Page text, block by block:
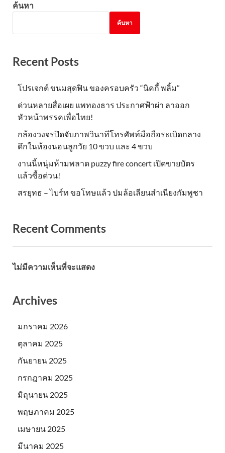
ค้นหา
ค้นหา
Recent Posts
โปรเจกต์ ขนมสุดฟิน ของครอบครัว “นิคกี้ พลิ้ม”
ด่วนหลายสื่อเผย แพทองธาร ประกาศฟ้าผ่า ลาออก
หัวหน้าพรรคเพื่อไทย!
กล้องวงจรปิดจับภาพวินาทีโทรศัพท์มือถือระเบิดกลาง
ดึกในห้องนอนลูกวัย 10 ขวบ และ 4 ขวบ
งานนี้หนุ่มห้ามพลาด puzzy fire concert เปิดขายบัตร
แล้วซื้อด่วน!
สรยุทธ – ไบร์ท ขอโทษแล้ว ปมล้อเลียนสำเนียงกัมพูชา
Recent Comments
ไม่มีความเห็นที่จะแสดง
Archives
มกราคม 2026
ตุลาคม 2025
กันยายน 2025
กรกฎาคม 2025
มิถุนายน 2025
พฤษภาคม 2025
เมษายน 2025
มีนาคม 2025